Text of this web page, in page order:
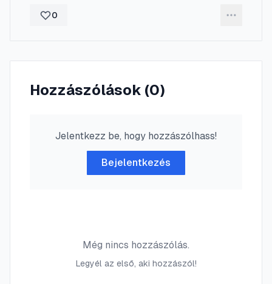
0
Hozzászólások (0)
Jelentkezz be, hogy hozzászólhass!
Bejelentkezés
Még nincs hozzászólás.
Legyél az első, aki hozzászól!